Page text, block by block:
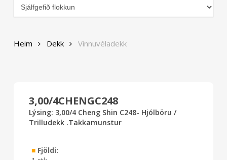
Heim Dekk Vinnuvéladekk
Lýsing: 3,00/4 Cheng Shin C248- Hjólböru /
Trilludekk .Takkamunstur
■Fjöldi:
3,00/4CHENGC248